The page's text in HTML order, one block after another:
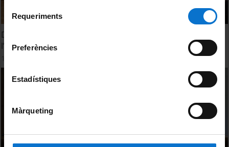
consultar laPolítica de galetes del lloc web de la
consentiment
Requeriments
Preferències
Estadístiques
Màrqueting
Diàlegs Alumni - Erupcions volcàniques en l’era digital:
l’exemple de La Palma